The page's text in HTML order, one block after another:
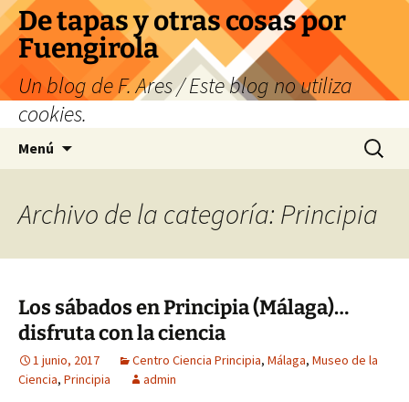
Saltar
al
contenido
De tapas y otras cosas por
Fuengirola
Un blog de F. Ares / Este blog no utiliza
cookies.
Menú Buscar:
Archivo de la categoría: Principia
Los sábados en Principia (Málaga)…
disfruta con la ciencia
1 junio, 2017 Centro Ciencia Principia, Málaga, Museo de la
Ciencia, Principia admin